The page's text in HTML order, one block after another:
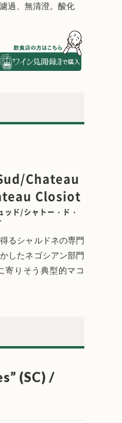
過、無清澄。酸化
Chateau
Closiot
ッド/シャトー・ド・
るシャルドネの専門
したネゴシアン部門
寄りそう典型的マコ
(SC) /